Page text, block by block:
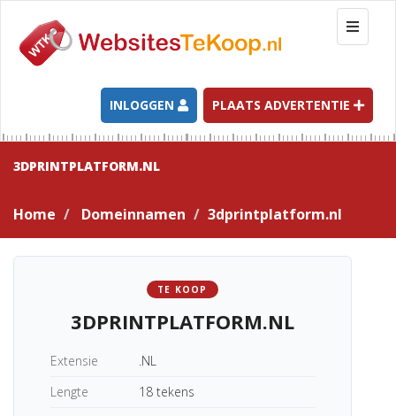
T
o
g
l
e
n
a
t
INLOGGEN PLAATS ADVERTENTIE
3DPRINTPLATFORM.NL
Home Domeinnamen 3dprintplatform.nl
TE KOOP
3DPRINTPLATFORM.NL
Extensie
.NL
Lengte
18 tekens